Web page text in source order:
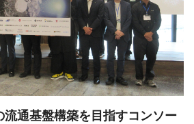
営店の合計が12.3%増、法人・本社等
博多大丸と高知大丸を含めた百貨店
13カ月連続で2桁増となった。
35.5％増）、札幌店（30.7%増）が大
（17.4％増）、京都店（12.9%増）、
通基盤構築を目指すコンソー